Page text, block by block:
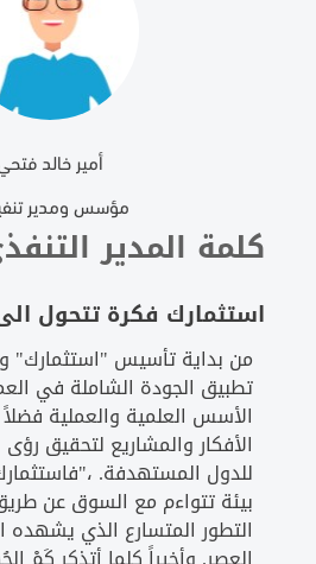
أمير خالد
مؤسس ومدير
كلمة المدير
استثمارك فكرة تتحول
من بداية تأسيس "استثمارك"
تطبيق الجودة الشاملة في
الأسس العلمية والعملية
الأفكار والمشاريع لتحقيق
للدول المستهدفة.
بيئة تتواءم مع السوق عن
التطور المتسارع الذي يشهده